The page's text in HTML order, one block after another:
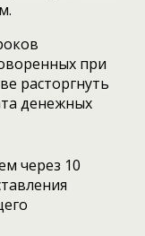
при
расторгнуть
денежных
через 10